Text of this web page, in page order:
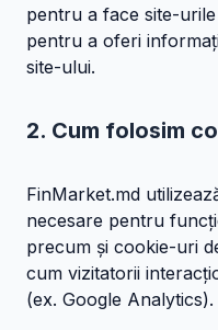
pentru a face site-
pentru a oferi
site-ului.
2. Cum folosim
FinMarket.md
necesare pentru
precum și cookie-uri
cum vizitatorii
(ex. Google Analytics).